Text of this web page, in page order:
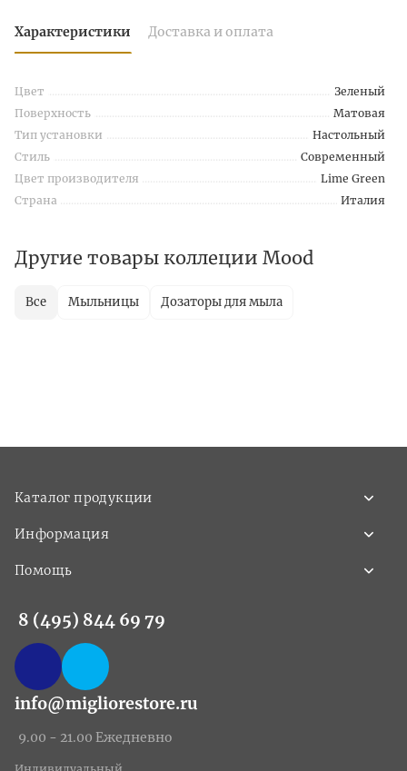
Характеристики Доставка и оплата
Цвет
Зеленый
Поверхность
Матовая
Тип установки
Настольный
Стиль
Современный
Цвет производителя
Lime Green
Страна
Италия
Другие товары коллеции Mood
Все Мыльницы Дозаторы для мыла
Каталог продукции
Информация
Помощь
8 (495) 844 69 79
info@migliorestore.ru
9.00 - 21.00 Ежедневно